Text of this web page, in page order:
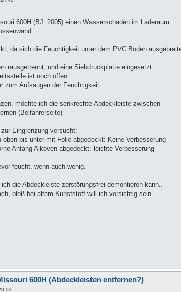
600H (BJ. 2005) einen Wasserschaden im Laderaum
da sich die Feuchtigkeit unter dem PVC Boden
rausgetrennt, und eine Siebdruckplatte eingesetzt.
ist noch offen.
zum Aufsaugen der Feuchtigkeit.
möchte ich die senkrechte Abdeckleiste zwischen
(Beifahrerseite)
Eingrenzung versucht:
bis unter mit Folie abgedeckt: Keine Verbesserung
Anfang Alkoven abgedeckt: leichte Verbesserung
feucht, wenn auch wenig.
die Abdeckleiste zerstörungsfrei demontieren kann..
bloß bei altem Kunststoff will ich vorsichtig sein.
600H (Abdeckleisten entfernen?)